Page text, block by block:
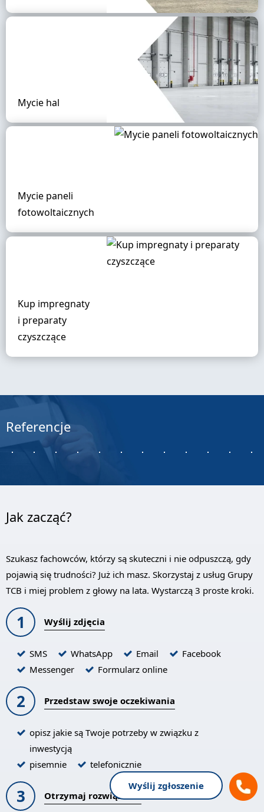
Mycie hal
Mycie paneli
fotowoltaicznych
Kup impregnaty
i preparaty
czyszczące
Referencje
Jak zacząć?
Szukasz fachowców, którzy są skuteczni i nie odpuszczą, gdy
pojawią się trudności? Już ich masz. Skorzystaj z usług Grupy
TCB i miej problem z głowy na lata. Wystarczą 3 proste kroki.
1 Wyślij zdjęcia
SMS WhatsApp Email
Facebook
Messenger
Formularz online
2 Przedstaw swoje oczekiwania
opisz jakie są Twoje potrzeby w związku z
inwestycją
pisemnie
telefonicznie
3 Otrzymaj rozwiązanie
Wyślij zgłoszenie